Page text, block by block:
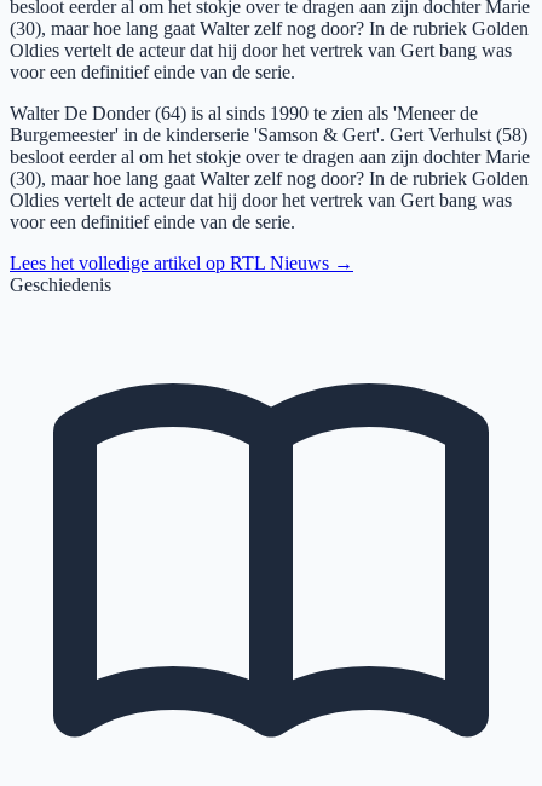
besloot eerder al om het stokje over te dragen aan zijn dochter Marie
(30), maar hoe lang gaat Walter zelf nog door? In de rubriek Golden
Oldies vertelt de acteur dat hij door het vertrek van Gert bang was
voor een definitief einde van de serie.
Walter De Donder (64) is al sinds 1990 te zien als 'Meneer de
Burgemeester' in de kinderserie 'Samson & Gert'. Gert Verhulst (58)
besloot eerder al om het stokje over te dragen aan zijn dochter Marie
(30), maar hoe lang gaat Walter zelf nog door? In de rubriek Golden
Oldies vertelt de acteur dat hij door het vertrek van Gert bang was
voor een definitief einde van de serie.
Lees het volledige artikel op RTL Nieuws →
Geschiedenis